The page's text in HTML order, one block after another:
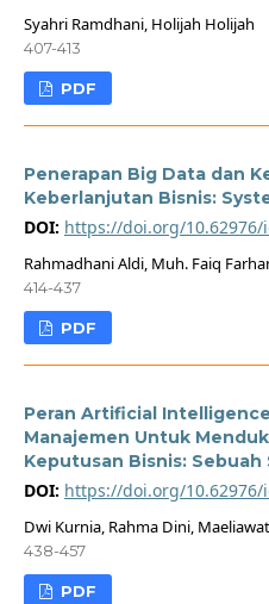
Syahri Ramdhani, Holijah Holijah
407-413
PDF
Penerapan Big Data dan
Keberlanjutan Bisnis:
DOI: https://doi.org/10.62976/
Rahmadhani Aldi, Muh. Faiq
414-437
PDF
Peran Artificial
Manajemen Untuk
Keputusan Bisnis:
DOI: https://doi.org/10.62976/
Dwi Kurnia, Rahma Dini,
438-457
PDF